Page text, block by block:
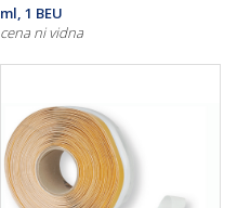
ml, 1 BEU
cena ni vidna